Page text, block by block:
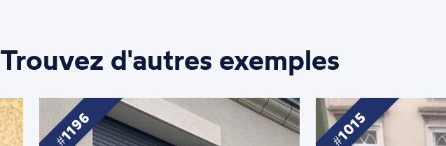
Trouvez d'autres exemples
1196 1015